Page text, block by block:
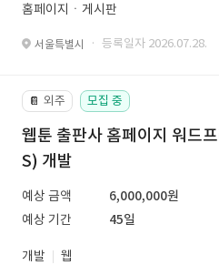
홈페이지ㆍ게시판
서울특별시 · 등록일자 2026.07.28.
📔 외주 모집 중
웹툰 출판사 홈페이지 워드
S) 개발
예상 금액
6,000,000원
예상 기간
45일
개발
웹